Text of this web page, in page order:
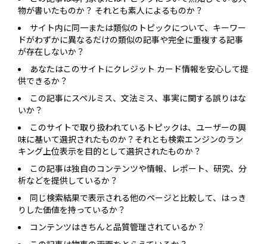
物が書いたものか？ それとも素人によるものか？
サイト内に同一または類似のトピックについて、キーワー
ドがわずかに異なるだけの類似の記事や完全に重複する記事
が存在しないか？
あなたはこのサイトにクレジット カード情報を安心して提
供できるか？
この記事にスペルミス、文法ミス、事実に関する誤りはな
いか？
このサイトで取り扱われているトピックは、ユーザーの興
味に基いて選択されたものか？それとも検索エンジンのラン
キング上位表示を目的として選択されたものか？
この記事は独自のコンテンツや情報、レポート、研究、分
析などを提供しているか？
同じ検索結果で表示される他のページと比較して、はっき
りした価値を持っているか？
コンテンツはきちんと品質管理されているか？